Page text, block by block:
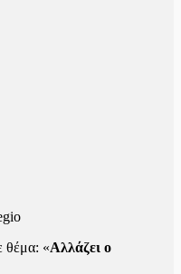
θέμα: «Αλλάζει ο